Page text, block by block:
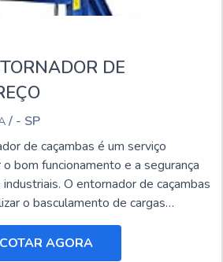
DE
/ - SP
de caçambas é um serviço
bom funcionamento e a segurança
O entornador de caçambas
o basculamento de cargas
e a descarga de materiais.
COTAR AGORA